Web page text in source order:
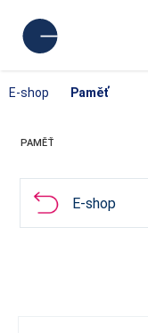
E-shop Paměť
PAMĚŤ
E-shop